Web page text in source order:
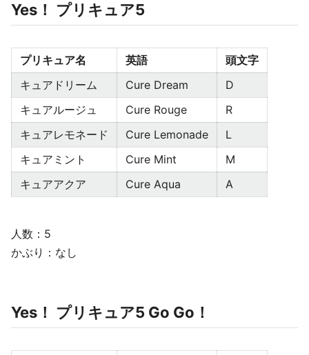
Yes！ プリキュア5
プリキュア名 英語
頭文字
キュアドリーム
Cure Dream
D
キュアルージュ
Cure Rouge
R
キュアレモネード
Cure Lemonade
L
キュアミント
Cure Mint
M
キュアアクア
Cure Aqua A
人数：5
かぶり：なし
Yes！ プリキュア5 Go Go！